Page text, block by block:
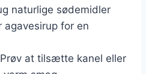
naturlige sødemidler
agavesirup for en
at tilsætte kanel eller